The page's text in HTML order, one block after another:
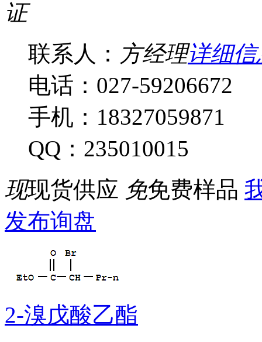
证
联系人： 方经理详细信
电话：027-59206672
手机：18327059871
QQ：235010015
现现货供应 免免费样品
发布询盘
2-溴戊酸乙酯